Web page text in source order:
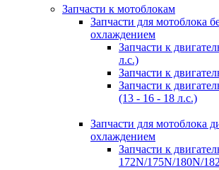
Запчасти к мотоблокам
Запчасти для мотоблока
охлаждением
Запчасти к
л.с.)
Запчасти к
Запчасти к
(13 - 16 - 18 л.с.)
Запчасти для мотоблока
охлаждением
Запчасти к
172N/175N/180N/